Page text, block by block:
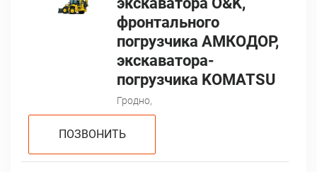
фронтального
погрузчика АМКОДОР,
экскаватора-
погрузчика KOMATSU
Гродно,
ПОЗВОНИТЬ